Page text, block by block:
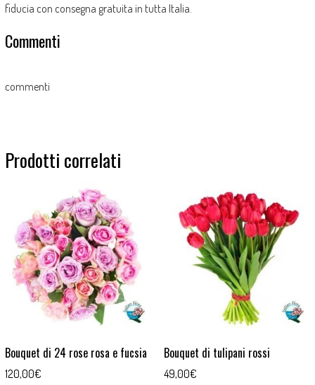
fiducia con consegna gratuita in tutta Italia.
Commenti
commenti
Prodotti correlati
Bouquet di 24 rose rosa e fucsia
120,00€
Bouquet di tulipani rossi
49,00€